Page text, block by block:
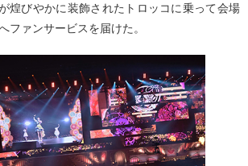
煌びやかに装飾されたトロッコに乗って会場
ファンサービスを届けた。